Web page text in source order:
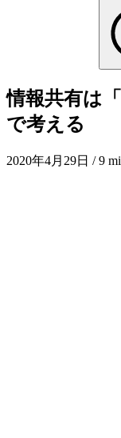
情報共有は
で考える
2020年4月29日 / 9